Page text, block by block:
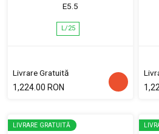
E5.5
L/25
Livrare Gratuită
1,224.00 RON
LIVRARE GRATUITĂ